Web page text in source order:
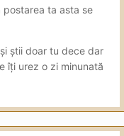
oboseala mea
o de chin,
doar trei fete
(cred ca pe una
am avut o mica
când stabilesc
niciodată
ta asta se
știi doar tu dece dar
îți urez o zi minunată